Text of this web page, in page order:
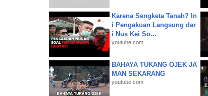
Karena Sengketa Tanah? In
i Pengakuan Langsung dar
i Nus Kei So...
youtube.com
BAHAYA TUKANG OJEK JA
MAN SEKARANG
youtube.com